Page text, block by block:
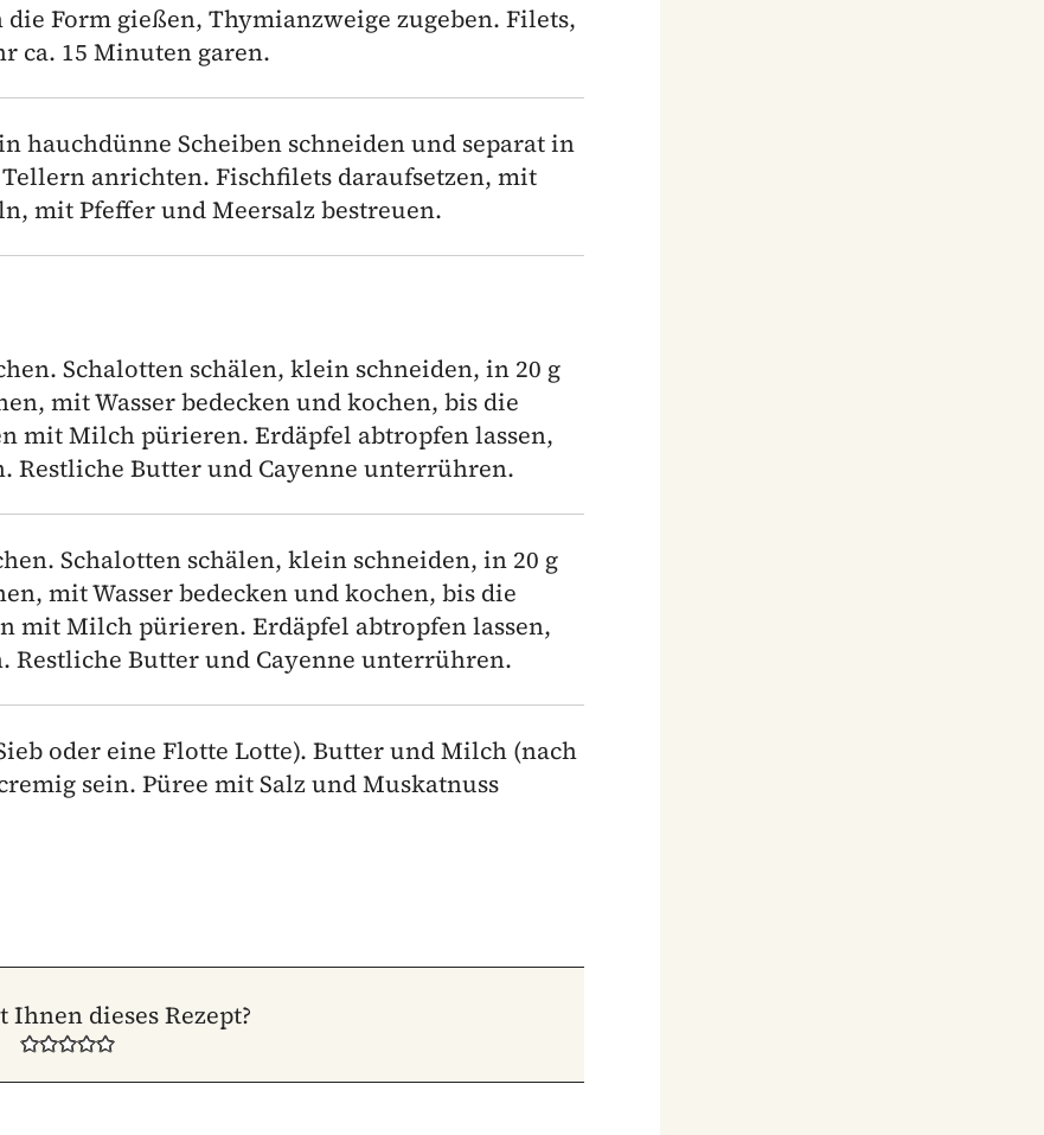
Form gießen, Thymianzweige zugeben. Filets,
ca. 15 Minuten garen.
hauchdünne Scheiben schneiden und separat in
anrichten. Fischfilets daraufsetzen, mit
mit Pfeffer und Meersalz bestreuen.
Schalotten schälen, klein schneiden, in 20 g
mit Wasser bedecken und kochen, bis die
mit Milch pürieren. Erdäpfel abtropfen lassen,
Butter und Cayenne unterrühren.
Schalotten schälen, klein schneiden, in 20 g
mit Wasser bedecken und kochen, bis die
mit Milch pürieren. Erdäpfel abtropfen lassen,
Butter und Cayenne unterrühren.
oder eine Flotte Lotte). Butter und Milch (nach
sein. Püree mit Salz und Muskatnuss
Ihnen dieses Rezept?